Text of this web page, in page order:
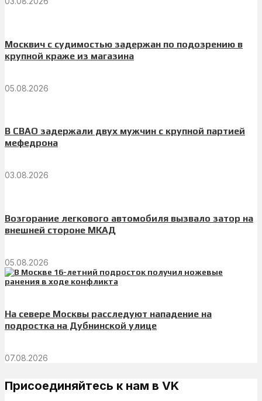
Москвич с судимостью задержан по подозрению в
крупной краже из магазина
05.08.2026
В СВАО задержали двух мужчин с крупной партией
мефедрона
03.08.2026
Возгорание легкового автомобиля вызвало затор на
внешней стороне МКАД
05.08.2026
На севере Москвы расследуют нападение на
подростка на Дубнинской улице
07.08.2026
Присоединяйтесь к нам в VK